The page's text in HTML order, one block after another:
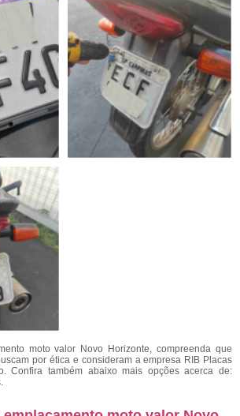
moto valor Novo Horizonte, compreenda que
por ética e consideram a empresa RIB Placas
Confira também abaixo mais opções acerca de: